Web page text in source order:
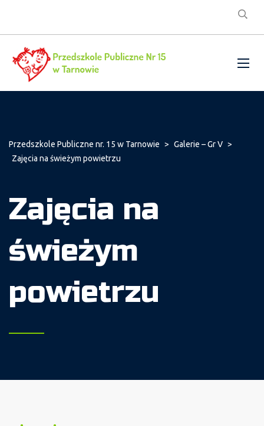
Przedszkole Publiczne nr. 15 w Tarnowie > Galerie – Gr V >
Zajęcia na świeżym powietrzu
Zajęcia na
świeżym
powietrzu